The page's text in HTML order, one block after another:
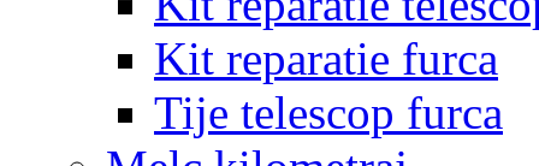
Kit reparatie furca
Tije telescop furca